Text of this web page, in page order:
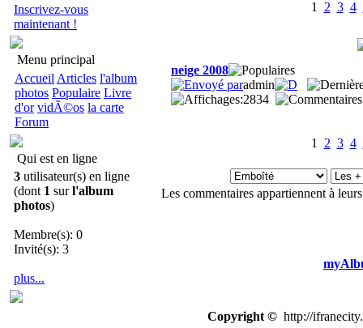
Inscrivez-vous
maintenant !
Menu principal
Accueil Articles l'album
photos Populaire Livre
d'or vidÃ©os la carte
Forum
Qui est en ligne
3 utilisateur(s) en ligne
(dont 1 surl'album
photos)
Membre(s): 0
Invité(s): 3
plus...
1 2 3 4
neige 2008
admin
2834
1 2 3 4
Les commentaires appartiennent à
Copyright ©http://